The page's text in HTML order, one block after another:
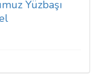
Yüzbaşı